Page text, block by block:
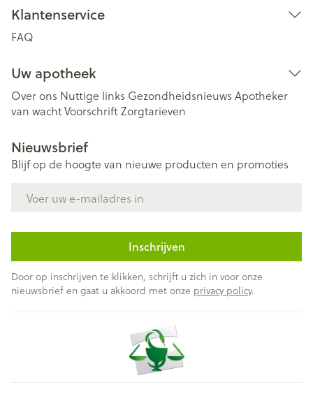
Klantenservice
FAQ
Uw apotheek
Over ons Nuttige links Gezondheidsnieuws Apotheker
van wachtVoorschriftZorgtarieven
Nieuwsbrief
Blijf op de hoogte van nieuwe producten en promoties
Inschrijven
Door op inschrijven te klikken, schrijft u zich in voor onze
nieuwsbrief en gaat u akkoord met onze privacy policy.